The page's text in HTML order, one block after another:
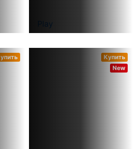
Play
Купить
New